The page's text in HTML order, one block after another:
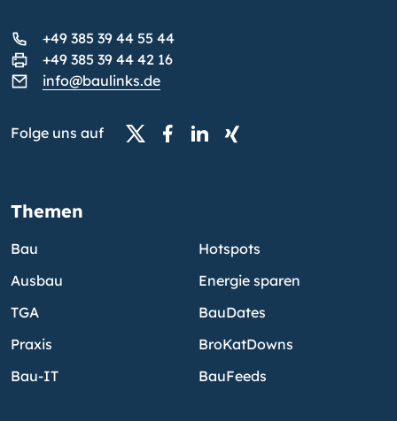
+49 385 39 44 55 44
+49 385 39 44 42 16
info@baulinks.de
Folge uns auf
Themen
Bau
Ausbau
TGA
Praxis
Bau-IT
Hotspots
Energie sparen
BauDates
BroKatDowns
BauFeeds